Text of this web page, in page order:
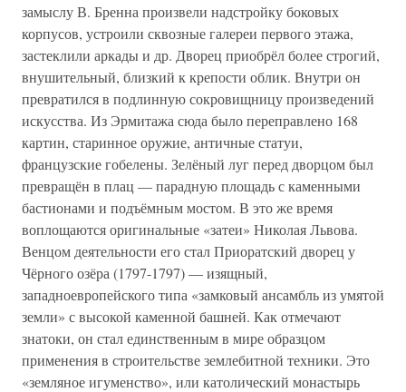
замыслу В. Бренна произвели надстройку боковых
корпусов, устроили сквозные галереи первого этажа,
застеклили аркады и др. Дворец приобрёл более строгий,
внушительный, близкий к крепости облик. Внутри он
превратился в подлинную сокровищницу произведений
искусства. Из Эрмитажа сюда было переправлено 168
картин, старинное оружие, античные статуи,
французские гобелены. Зелёный луг перед дворцом был
превращён в плац — парадную площадь с каменными
бастионами и подъёмным мостом. В это же время
воплощаются оригинальные «затеи» Николая Львова.
Венцом деятельности его стал Приоратский дворец у
Чёрного озёра (1797-1797) — изящный,
западноевропейского типа «замковый ансамбль из умятой
земли» с высокой каменной башней. Как отмечают
знатоки, он стал единственным в мире образцом
применения в строительстве землебитной техники. Это
«земляное игуменство», или католический монастырь